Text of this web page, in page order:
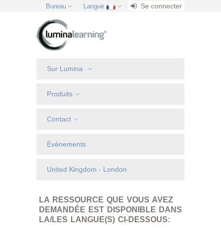
Bureau Langue Se connecter
Sur Lumina
Produits
Contact
Événements
United Kingdom - London
LA RESSOURCE QUE VOUS AVEZ
DEMANDÉE EST DISPONIBLE DANS
LA/LES LANGUE(S) CI-DESSOUS: